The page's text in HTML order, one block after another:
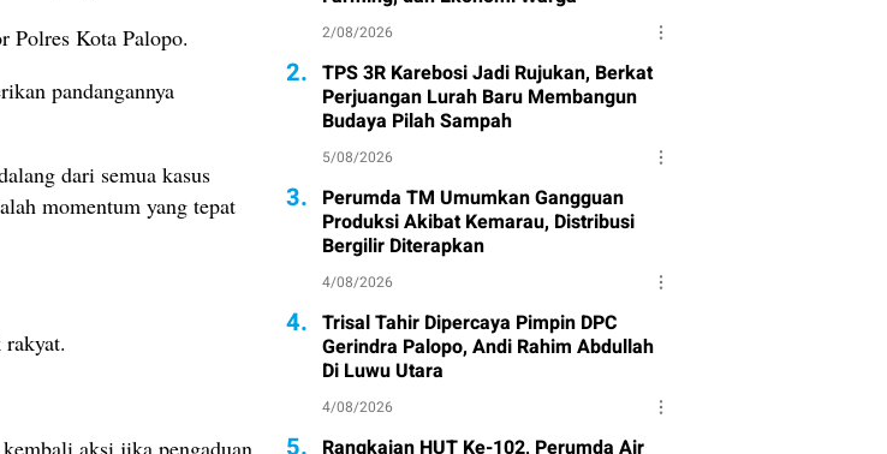
Polres Kota Palopo.
pandangannya
dari semua kasus
momentum yang tepat
2/08/2026
2. TPS 3R Karebosi Jadi Rujukan, Berkat
Perjuangan Lurah Baru Membangun
Budaya Pilah Sampah
5/08/2026
3. Perumda TM Umumkan Gangguan
Produksi Akibat Kemarau, Distribusi
Bergilir Diterapkan
4/08/2026
4. Trisal Tahir Dipercaya Pimpin DPC
Gerindra Palopo, Andi Rahim Abdullah
Di Luwu Utara
4/08/2026
Rangkaian HUT Ke-102, Perumda Air